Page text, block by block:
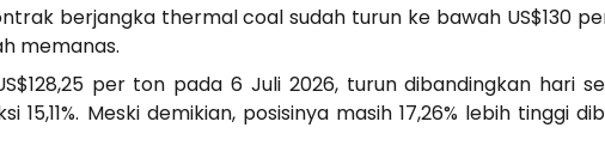
berjangka thermal coal sudah turun ke bawah US$130
memanas.
per ton pada 6 Juli 2026, turun dibandingkan hari
Meski demikian, posisinya masih 17,26% lebih tinggi